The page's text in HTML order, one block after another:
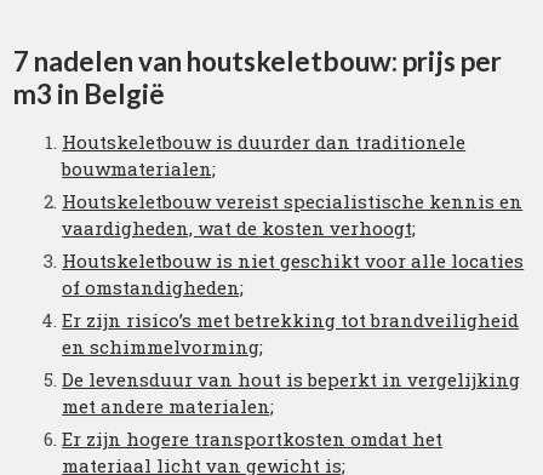
7 nadelen van houtskeletbouw: prijs per
m3 in België
Houtskeletbouw is duurder dan traditionele
bouwmaterialen;
Houtskeletbouw vereist specialistische kennis en
vaardigheden, wat de kosten verhoogt;
Houtskeletbouw is niet geschikt voor alle locaties
of omstandigheden;
Er zijn risico’s met betrekking tot brandveiligheid
en schimmelvorming;
De levensduur van hout is beperkt in vergelijking
met andere materialen;
Er zijn hogere transportkosten omdat het
materiaal licht van gewicht is;